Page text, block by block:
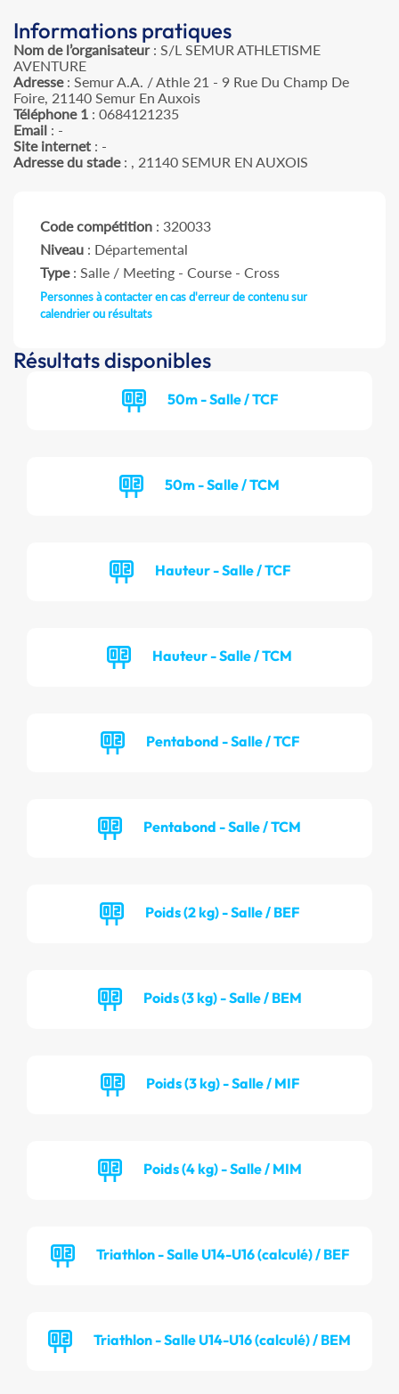
Informations pratiques
Nom de l’organisateur: S/L SEMUR ATHLETISME
AVENTURE
Adresse: Semur A.A. / Athle 21 - 9 Rue Du Champ De
Foire, 21140 Semur En Auxois
Téléphone 1 : 0684121235
Email : -
Site internet : -
Adresse du stade: , 21140 SEMUR EN AUXOIS
Code compétition : 320033
Niveau : Départemental
Type: Salle / Meeting - Course - Cross
Personnes à contacter en cas d'erreur de contenu sur
calendrier ou résultats
Résultats disponibles
50m - Salle / TCF
50m - Salle / TCM
Hauteur - Salle / TCF
Hauteur - Salle / TCM
Pentabond - Salle / TCF
Pentabond - Salle / TCM
Poids (2 kg) - Salle / BEF
Poids (3 kg) - Salle / BEM
Poids (3 kg) - Salle / MIF
Poids (4 kg) - Salle / MIM
Triathlon - Salle U14-U16 (calculé) / BEF
Triathlon - Salle U14-U16 (calculé) / BEM